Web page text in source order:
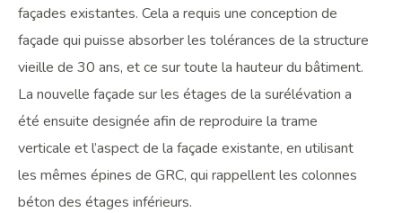
façades existantes. Cela a requis une conception de
façade qui puisse absorber les tolérances de la structure
vieille de 30 ans, et ce sur toute la hauteur du bâtiment.
La nouvelle façade sur les étages de la surélévation a
été ensuite designée afin de reproduire la trame
verticale et l’aspect de la façade existante, en utilisant
les mêmes épines de GRC, qui rappellent les colonnes
béton des étages inférieurs.